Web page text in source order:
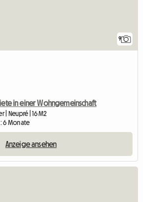
9
in einer Wohngemeinschaft
| Neupré | 16 M2
6 Monate
Anzeige ansehen